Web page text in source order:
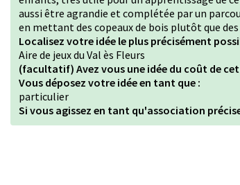
aussi être agrandie et complétée par un
en mettant des copeaux de bois plutôt que
Localisez votre idée le plus précisément
Aire de jeux du Val ès Fleurs
(facultatif) Avez vous une idée du coût de
Vous déposez votre idée en tant que :
particulier
Si vous agissez en tant qu'association